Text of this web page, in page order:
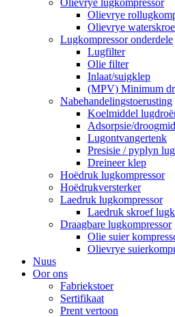
Olievrye lugkompressor
Olievrye
Olievrye
Lugkompressor onderdele
Lugfilter
Olie filter
Inlaat/suigklep
(MPV) Minimum
Nabehandelingstoerusting
Koelmiddel
Adsorpsie/
Lugontvangertenk
Presisie / pyplyn
Dreineer klep
Hoëdruk lugkompressor
Hoëdrukversterker
Laedruk lugkompressor
Laedruk skroef
Draagbare lugkompressor
Olie suier
Olievrye
Nuus
Oor ons
Fabriekstoer
Sertifikaat
Prent vertoon